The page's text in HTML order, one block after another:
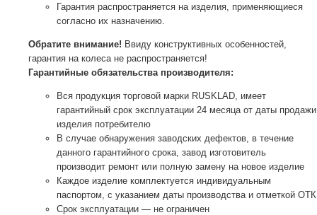
Гарантия распространяется на изделия, применяющиеся
согласно их назначению.
Обратите внимание! Ввиду конструктивных особенностей,
гарантия на колеса не распространяется!
Гарантийные обязательства производителя:
Вся продукция торговой марки RUSKLAD, имеет
гарантийный срок эксплуатации 24 месяца от даты продажи
изделия потребителю
В случае обнаружения заводских дефектов, в течение
данного гарантийного срока, завод изготовитель
производит ремонт или полную замену на новое изделие
Каждое изделие комплектуется индивидуальным
паспортом, с указанием даты производства и отметкой ОТК
Срок эксплуатации — не ограничен